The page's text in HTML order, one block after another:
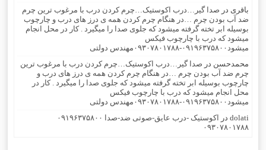
باقری در صدا گیر…درب اکوستیک…چرم کردن درب با مرغوب ترین چرم
ضد آب بودن چرم …در هنگام چرم کردن همه ی درز های درب و چارچوب
بوسیله ابر تخته گرفته میشود که جلوی صدا را میگیرد . کار در محل انجام
میشود که درب با چارچوب فیکس
میشود۰۹۱۹۶۳۷۵۸۰۰-۰۹۳۰۷۸۰۱۷۸۸مهندس دولتی
محمدحسن در صدا گیر…درب اکوستیک…چرم کردن درب با مرغوب ترین
چرم ضد آب بودن چرم …در هنگام چرم کردن همه ی درز های درب و
چارچوب بوسیله ابر تخته گرفته میشود که جلوی صدا را میگیرد . کار در
محل انجام میشود که درب با چارچوب فیکس
میشود۰۹۱۹۶۳۷۵۸۰۰-۰۹۳۰۷۸۰۱۷۸۸مهندس دولتی
dolati در
اکوستیک -درب عایق-صوتی ضد-صدا ۰۹۱۹۶۳۷۵۸۰۰
۰۹۳۰۷۸۰۱۷۸۸